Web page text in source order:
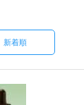
新着順